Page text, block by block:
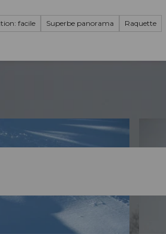
facile Superbe panorama Raquette